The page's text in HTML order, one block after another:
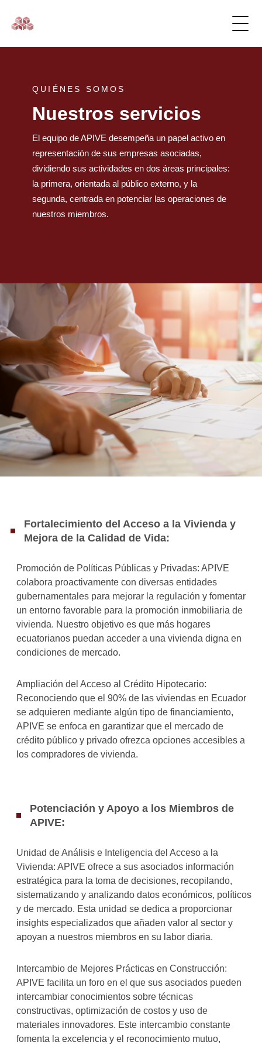
QUIÉNES SOMOS
Nuestros servicios
El equipo de APIVE desempeña un papel activo en
representación de sus empresas asociadas,
dividiendo sus actividades en dos áreas principales:
la primera, orientada al público externo, y la
segunda, centrada en potenciar las operaciones de
nuestros miembros.
Fortalecimiento del Acceso a la Vivienda y
Mejora de la Calidad de Vida:
Promoción de Políticas Públicas y Privadas: APIVE
colabora proactivamente con diversas entidades
gubernamentales para mejorar la regulación y fomentar
un entorno favorable para la promoción inmobiliaria de
vivienda. Nuestro objetivo es que más hogares
ecuatorianos puedan acceder a una vivienda digna en
condiciones de mercado.
Ampliación del Acceso al Crédito Hipotecario:
Reconociendo que el 90% de las viviendas en Ecuador
se adquieren mediante algún tipo de financiamiento,
APIVE se enfoca en garantizar que el mercado de
crédito público y privado ofrezca opciones accesibles a
los compradores de vivienda.
Potenciación y Apoyo a los Miembros de
APIVE:
Unidad de Análisis e Inteligencia del Acceso a la
Vivienda: APIVE ofrece a sus asociados información
estratégica para la toma de decisiones, recopilando,
sistematizando y analizando datos económicos, políticos
y de mercado. Esta unidad se dedica a proporcionar
insights especializados que añaden valor al sector y
apoyan a nuestros miembros en su labor diaria.
Intercambio de Mejores Prácticas en Construcción:
APIVE facilita un foro en el que sus asociados pueden
intercambiar conocimientos sobre técnicas
constructivas, optimización de costos y uso de
materiales innovadores. Este intercambio constante
fomenta la excelencia y el reconocimiento mutuo,